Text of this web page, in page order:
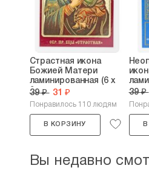
Страстная икона
Божией Матери
ламинированная (6 х
9...
39 ₽ 31 ₽
Понравилось 110 людям
В КОРЗИНУ
39 ₽
Вы недавно